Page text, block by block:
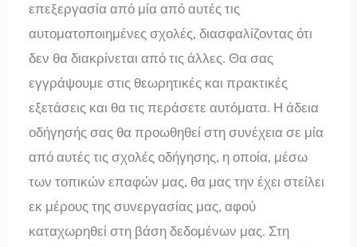
επεξεργασία από μία από αυτές τις
αυτοματοποιημένες σχολές, διασφαλίζοντας ότι
δεν θα διακρίνεται από τις άλλες. Θα σας
εγγράψουμε στις θεωρητικές και πρακτικές
εξετάσεις και θα τις περάσετε αυτόματα. Η άδεια
οδήγησής σας θα προωθηθεί στη συνέχεια σε μία
από αυτές τις σχολές οδήγησης, η οποία, μέσω
των τοπικών επαφών μας, θα μας την έχει στείλει
εκ μέρους της συνεργασίας μας, αφού
καταχωρηθεί στη βάση δεδομένων μας. Στη